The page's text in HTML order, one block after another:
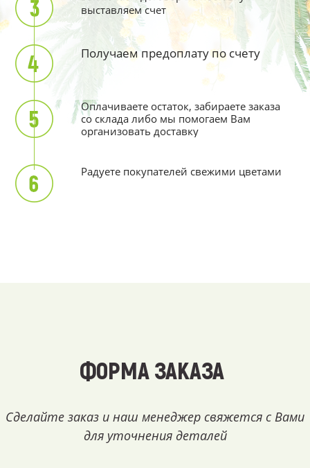
выставляем счет
Получаем предоплату по счету
Оплачиваете остаток, забираете заказа
со склада либо мы помогаем Вам
организовать доставку
Радуете покупателей свежими цветами
ФОРМА ЗАКАЗА
Сделайте заказ и наш менеджер свяжется с Вами
для уточнения деталей